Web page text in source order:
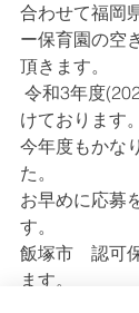
合わせて福岡
ー保育園の空
頂きます。
けております。
今年度もかな
た。
お早めに応募
す。
飯塚市　認可
ます。